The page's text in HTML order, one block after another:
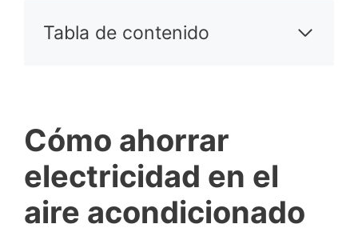
Tabla de contenido
Cómo ahorrar
electricidad en el
aire acondicionado